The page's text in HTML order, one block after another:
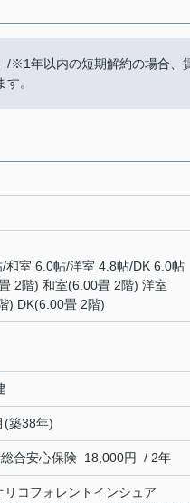
/※1年以内の短期解約の場合
。
/和室 6.0帖/洋室 4.8帖/DK 6.0帖
2階) 和室(6.00畳 2階) 洋室
) DK(6.00畳 2階)
(築38年)
合安心保険 18,000円 / 2年
リコフォレントインシュア